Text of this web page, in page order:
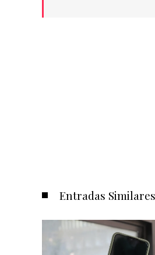
Entradas Similares